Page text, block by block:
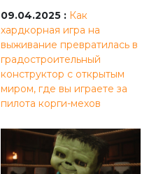
09.04.2025 : Как
хардкорная игра на
выживание превратилась в
градостроительный
конструктор с открытым
миром, где вы играете за
пилота корги-мехов